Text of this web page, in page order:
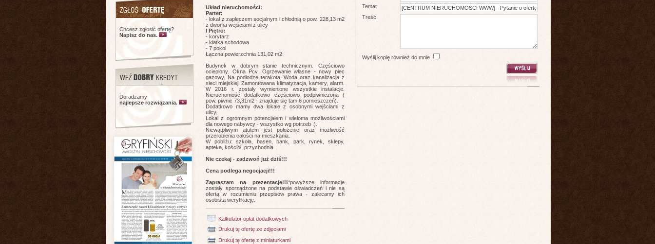
Chcesz zgłosić ofertę?
Napisz do nas.
Doradzamy
najlepsze rozwiązania.
Układ nieruchomości:
Parter:
- lokal z zapleczem socjalnym i chłodnią o pow. 228,13 m2
z dwoma wejściami z ulicy
I Piętro:
- korytarz
- klatka schodowa
- 7 pokoi
Łączna powierzchnia 131,02 m2.
Budynek w dobrym stanie technicznym. Częściowo
ocieplony. Okna Pcv. Ogrzewanie własne - nowy piec
gazowy. Na podłodze terakota. Woda oraz kanalizacja z
sieci miejskiej. Zamontowana klimatyzacja, kamery, alarm.
W 2016 r. zostały wymienione wszystkie instalacje.
Nieruchomość dodatkowo częściowo podpiwniczona (
pow. piwnic 73,31m2 - znajduje się tam 6 pomieszczeń).
Dodatkowo mamy dwa lokale z osobnymi wejściami z
ulicy.
Lokal z ogromnym potencjałem i wieloma możliwościami
dla nowego nabywcy - wszystko wg potrzeb :).
Niewątpliwym atutem jest położenie oraz możliwość
przerobienia całości na mieszkania.
W pobliżu: szkoła, basen, bank, park, rynek, sklepy,
apteka, kościół, przychodnia.
Nie czekaj - zadzwoń już dziś!!!
Cena podlega negocjacji!!!
Zapraszam na prezentację!!!*powyższe informacje
zostały sporządzone na podstawie oświadczeń i nie są
ofertą w rozumieniu przepisów prawa - zalecamy ich
osobistą weryfikację.
Kalkulator opłat dodatkowych
Drukuj tę ofertę ze zdjęciami
Drukuj tę ofertę z miniaturkami
Temat
Treść
Wyślij kopię również do mnie